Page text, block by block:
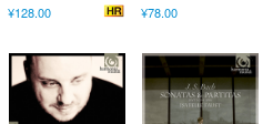
¥128.00
¥78.00